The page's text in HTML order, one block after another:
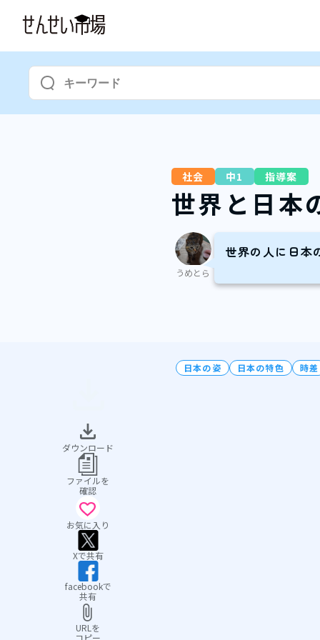
社会 中1 指導案
世界と日本
うめとら
世界の人に日本
ダウンロード
ファイルを
確認
お気に入り
Xで共有
facebookで
共有
URLを
コピー
日本の姿 日本の特色 時差